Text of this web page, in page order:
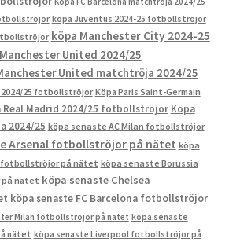
köpa Juventus 2024-25 fotbollströjor
köpa Manchester City 2024-25
United 2024/25
United matchtröja 2024/25
2024/25 fotbollströjor Köpa Paris Saint-Germain
Real Madrid 2024/25 fotbollströjor Köpa
2024/25 köpa senaste AC Milan fotbollströjor
Arsenal fotbollströjor på nätet köpa
på nätet köpa senaste Borussia
nätet köpa senaste Chelsea
köpa senaste FC Barcelona fotbollströjor
Milan fotbollströjor på nätet köpa senaste
nätet köpa senaste Liverpool fotbollströjor på